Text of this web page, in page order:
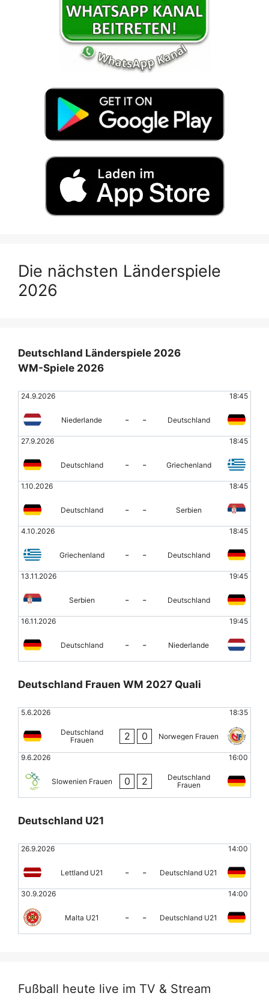
Die nächsten Länderspiele
2026
Deutschland Länderspiele 2026
WM-Spiele 2026
24.9.2026 18:45
Niederlande - - Deutschland
27.9.2026 18:45
Deutschland - - Griechenland
1.10.2026 18:45
Deutschland - - Serbien
4.10.2026 18:45
Griechenland - - Deutschland
13.11.2026 19:45
Serbien - - Deutschland
16.11.2026 19:45
Deutschland - - Niederlande
Deutschland Frauen WM 2027 Quali
5.6.2026 18:35
Deutschland
Frauen
2 0 Norwegen Frauen
9.6.2026 16:00
Slowenien Frauen 0 2
Deutschland
Frauen
Deutschland U21
26.9.2026 14:00
Lettland U21 - - Deutschland U21
30.9.2026 14:00
Malta U21 - - Deutschland U21
Fußball heute live im TV & Stream